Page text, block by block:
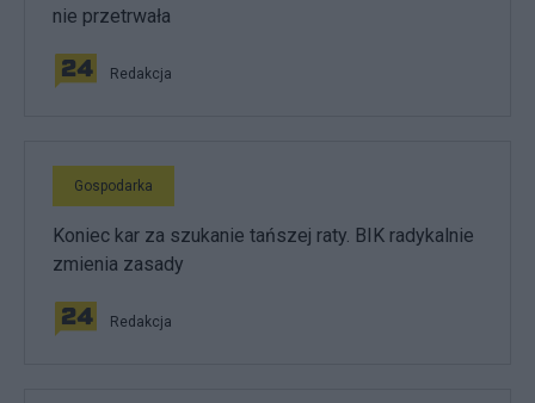
nie przetrwała
Redakcja
Gospodarka
Koniec kar za szukanie tańszej raty. BIK radykalnie
zmienia zasady
Redakcja